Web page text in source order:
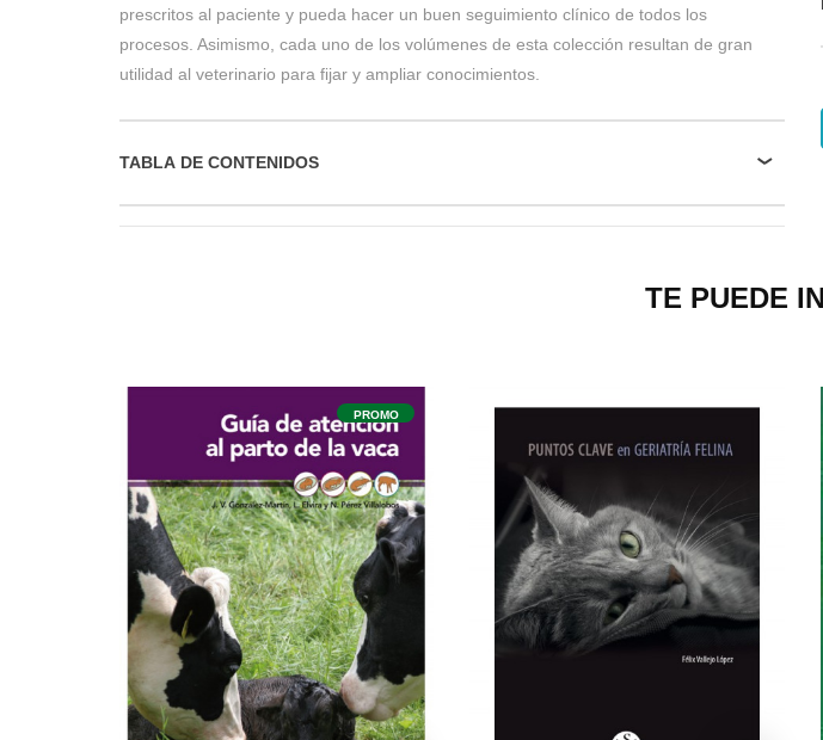
prescritos al paciente y pueda hacer un buen seguimiento clínico de todos los
procesos. Asimismo, cada uno de los volúmenes de esta colección resultan de gran
utilidad al veterinario para fijar y ampliar conocimientos.
TABLA DE CONTENIDOS
TE PUEDE